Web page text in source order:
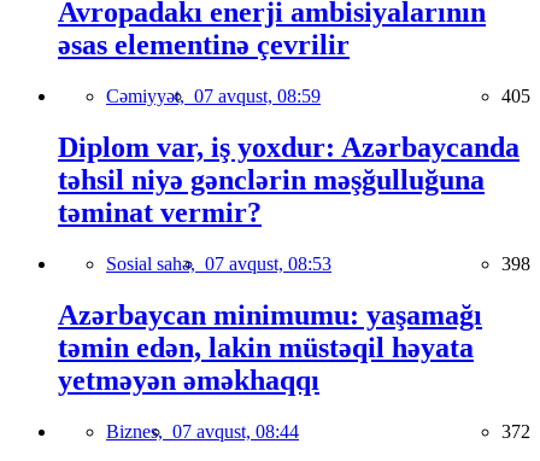
Avropadakı enerji ambisiyalarının
əsas elementinə çevrilir
Cəmiyyət, 07 avqust, 08:59 405
Diplom var, iş yoxdur: Azərbaycanda
təhsil niyə gənclərin məşğulluğuna
təminat vermir?
Sosial sahə, 07 avqust, 08:53 398
Azərbaycan minimumu: yaşamağı
təmin edən, lakin müstəqil həyata
yetməyən əməkhaqqı
Biznes, 07 avqust, 08:44 372